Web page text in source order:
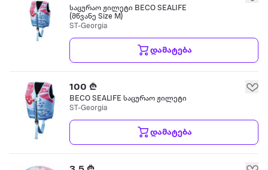
საცურაო ჟილეტი BECO SEALIFE
(მწვანე Size M)
ST-Georgia
დამატება
100 ₾
BECO SEALIFE საცურაო ჟილეტი
ST-Georgia
დამატება